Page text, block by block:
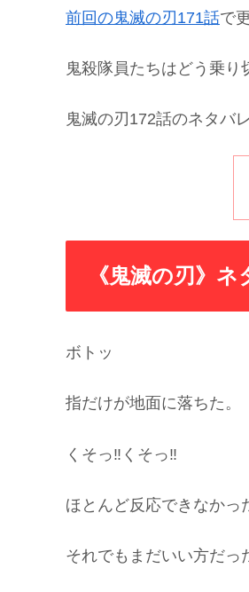
前回の鬼滅の刃171話で
鬼殺隊員たちはどう乗り
鬼滅の刃172話のネタバ
《鬼滅の刃》
ボトッ
指だけが地面に落ちた。
くそっ‼︎くそっ‼︎
ほとんど反応できなかっ
それでもまだいい方だっ